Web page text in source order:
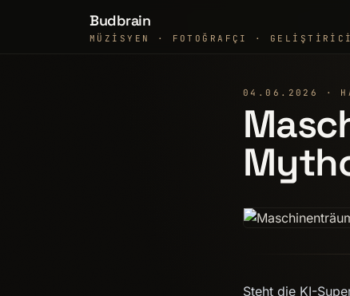
Budbrain
MÜZISYEN · FOTOĞRAFÇI · GELIŞTIRICI
04.06.2026 ·
Steht die KI-